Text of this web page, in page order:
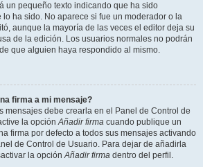
un pequeño texto indicando que ha sido
ha sido. No aparece si fue un moderador o la
aunque la mayoría de las veces el editor deja su
de la edición. Los usuarios normales no podrán
que alguien haya respondido al mismo.
firma a mi mensaje?
mensajes debe crearla en el Panel de Control de
la opciónAñadir firma cuando publique un
firma por defecto a todos sus mensajes activando
de Control de Usuario. Para dejar de añadirla
la opciónAñadir firma dentro del perfil.